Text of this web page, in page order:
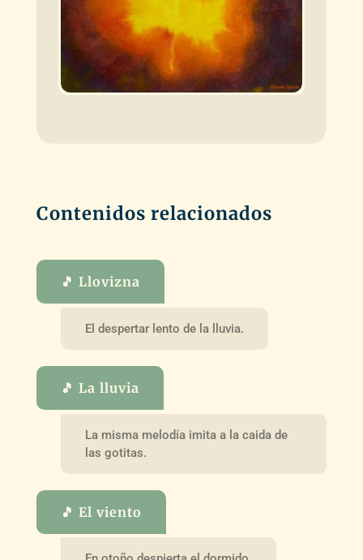
Contenidos relacionados
🎵 Llovizna
El despertar lento de la lluvia.
🎵 La lluvia
La misma melodía imita a la caida de
las gotitas.
🎵 El viento